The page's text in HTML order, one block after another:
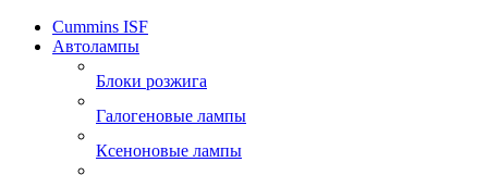
Cummins ISF
Автолампы
Блоки розжига
Галогеновые лампы
Ксеноновые лампы